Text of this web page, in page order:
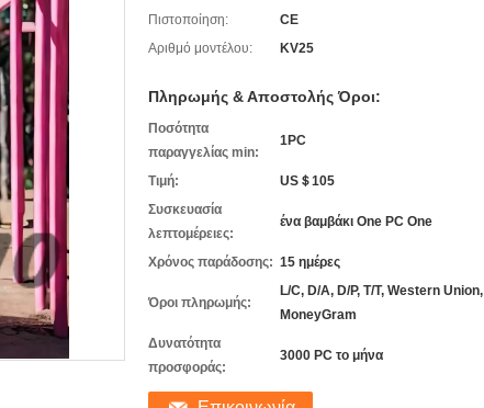
Πιστοποίηση:
CE
Αριθμό μοντέλου:
KV25
Πληρωμής & Αποστολής Όροι:
Ποσότητα
παραγγελίας min:
1PC
Τιμή:
US＄105
Συσκευασία
λεπτομέρειες:
ένα βαμβάκι One PC One
Χρόνος παράδοσης: 15 ημέρες
Όροι πληρωμής:
L/C, D/A, D/P, T/T, Western Union,
MoneyGram
Δυνατότητα
προσφοράς:
3000 PC το μήνα